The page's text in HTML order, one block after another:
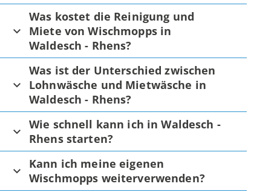
Was kostet die Reinigung und
Miete von Wischmopps in
Waldesch - Rhens?
Was ist der Unterschied zwischen
Lohnwäsche und Mietwäsche in
Waldesch - Rhens?
Wie schnell kann ich in Waldesch -
Rhens starten?
Kann ich meine eigenen
Wischmopps weiterverwenden?